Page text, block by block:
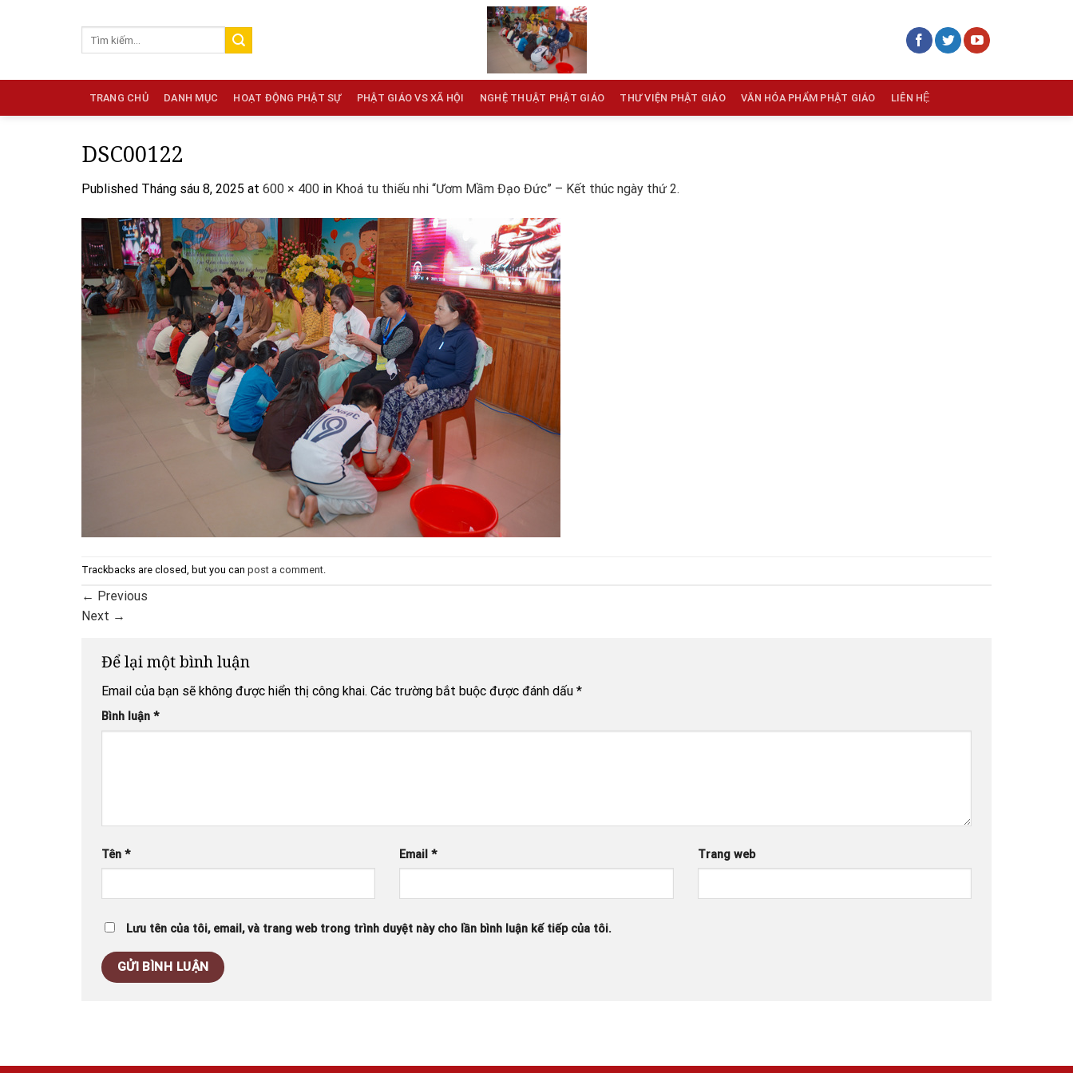
TRANG CHỦ DANH MỤC HOẠT ĐỘNG PHẬT SỰ PHẬT GIÁO VS XÃ HỘI NGHỆ THUẬT PHẬT GIÁO THƯ VIỆN PHẬT GIÁO VĂN HÓA PHẨM PHẬT GIÁO LIÊN HỆ
DSC00122
Published Tháng sáu 8, 2025 at 600 × 400 in Khoá tu thiếu nhi “Ươm Mầm Đạo Đức” – Kết thúc ngày thứ 2.
Trackbacks are closed, but you can post a comment
← Previous
Next →
Để lại một bình luận
Email của bạn sẽ không được hiển thị công khai. Các trường bắt buộc được đánh dấu *
Bình luận *
Tên * Email* Trang web
Lưu tên của tôi, email, và trang web trong trình duyệt này cho lần bình luận kế tiếp của tôi.